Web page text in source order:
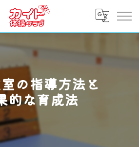
の指導方法と
的な育成法